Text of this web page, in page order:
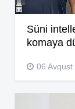
Süni
komaya
06